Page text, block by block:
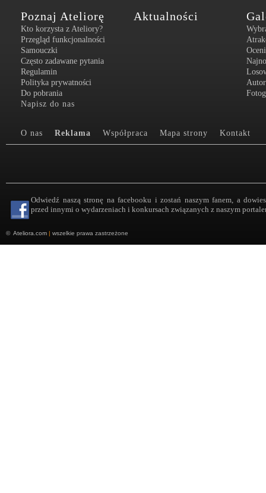
Poznaj Ateliorę
Kto korzysta z Ateliory?
Przegląd funkcjonalności
Samouczki
Często zadawane pytania
Regulamin
Polityka prywatności
Do pobrania
Napisz do nas
Aktualności
O nas Reklama Współpraca Mapa strony Kontakt
Odwiedź naszą stronę na facebooku i zostań naszym fanem, a
przed innymi o wydarzeniach i konkursach związanych z naszym
© Ateliora.com | wszelkie prawa zastrzeżone